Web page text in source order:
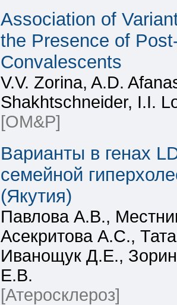
Association of
the Presence of
Convalescents
V.V. Zorina, A.D.
Shakhtschneider, I.I.
[OM&P]
Варианты в генах
семейной
(Якутия)
Павлова А.В.,
Асекритова А.С.,
Иванощук Д.Е.,
Е.В.
[Атеросклероз]